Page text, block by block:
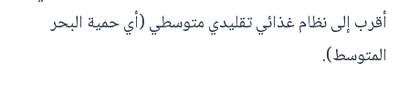
أقرب إلى نظام غذائي تقليدي متوسطي (أي حمية البحر
المتوسط).